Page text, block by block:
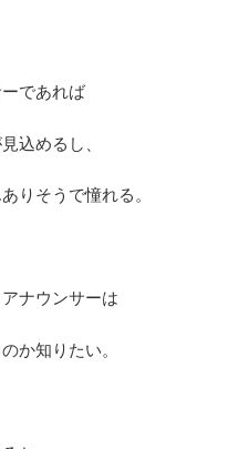
であれば
込めるし、
りそうで憧れる。
ナウンサーは
か知りたい。